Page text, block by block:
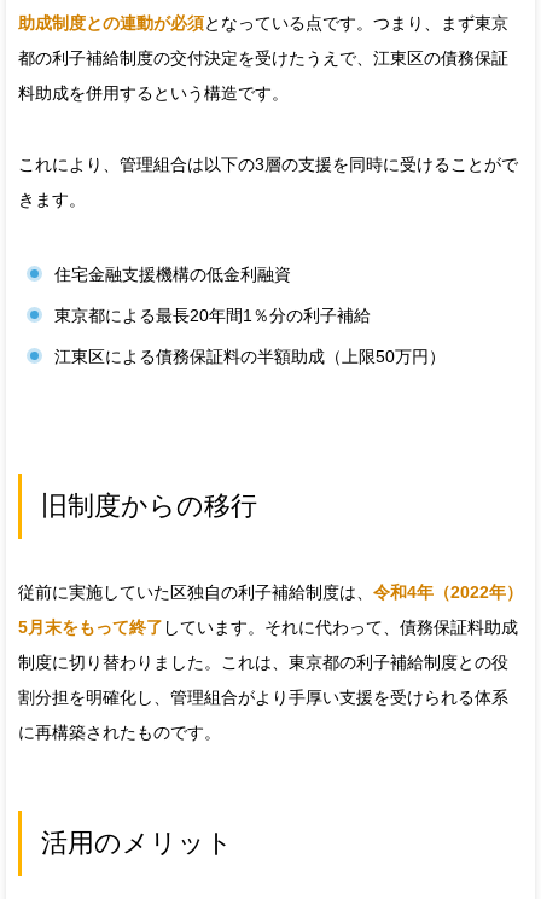
助成制度との連動が必須となっている点です。つまり、まず東京
都の利子補給制度の交付決定を受けたうえで、江東区の債務保証
料助成を併用するという構造です。
これにより、管理組合は以下の3層の支援を同時に受けることがで
きます。
住宅金融支援機構の低金利融資
東京都による最長20年間1％分の利子補給
江東区による債務保証料の半額助成（上限50万円）
旧制度からの移行
従前に実施していた区独自の利子補給制度は、 令和4年（2022年）
5月末をもって終了 しています。それに代わって、債務保証料助成
制度に切り替わりました。これは、東京都の利子補給制度との役
割分担を明確化し、管理組合がより手厚い支援を受けられる体系
に再構築されたものです。
活用のメリット